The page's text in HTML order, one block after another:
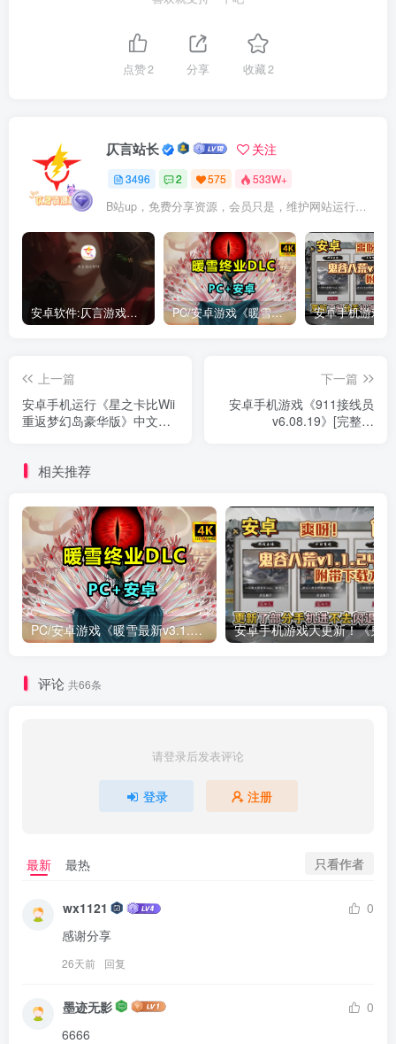
点赞2 分享 收藏2
仄言站长 关注
3496 2 575 533W+
B站up，免费分享资源，会员只是，维护网站运行，会员权利为可以支持本地下载，更多内容，敬请期待！
安卓软件:仄言游戏库4.0APP全新上架了！没有下的赶紧下载呀！ PC/安卓游戏《暖雪最新v3.1.0.1》终业DLC整合版！
上一篇
安卓手机运行《星之卡比Wii
重返梦幻岛豪华版》中文
下一篇
安卓手机游戏《911接线员
v6.08.19》[完整版
相关推荐
PC/安卓游戏《暖雪最新v3.1.0.1》终业DLC整合版！
评论 共66条
请登录后发表评论
登录 注册
最新 最热 只看作者
wx1121
0
感谢分享
26天前 回复
墨迹无影
0
6666